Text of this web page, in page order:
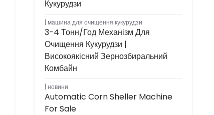
Кукурудзи
машина для очищення кукурудзи
3-4 Тонн/год Механізм Для
Очищення Кукурудзи |
Високоякісний Зернозбиральний
Комбайн
новини
Automatic Corn Sheller Machine
For Sale